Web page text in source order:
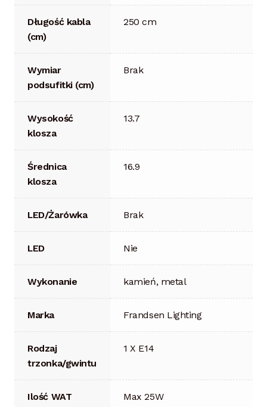
Długość kabla
(cm)
250 cm
Wymiar
podsufitki (cm)
Brak
Wysokość
klosza
13.7
Średnica
klosza
16.9
LED/Żarówka Brak
LED Nie
Wykonanie kamień, metal
Marka Frandsen Lighting
Rodzaj
trzonka/gwintu
1 X E14
Ilość WAT
Max 25W